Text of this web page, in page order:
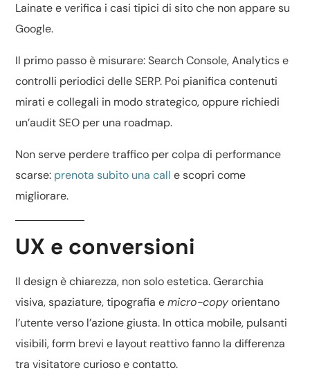
Lainatee verifica i casi tipici disito che non appare su
Google.
Il primo passo è misurare: Search Console, Analytics e
controlli periodici delle SERP. Poi pianifica contenuti
mirati e collegali in modo strategico, oppure richiedi
un’audit SEO per una roadmap.
Non serve perdere traffico per colpa di performance
scarse: prenota subito una call e scopri come
migliorare.
UX e conversioni
Il design è chiarezza, non solo estetica. Gerarchia
visiva, spaziature, tipografia emicro-copyorientano
l’utente verso l’azione giusta. In ottica mobile, pulsanti
visibili, form brevi e layout reattivo fanno la differenza
tra visitatore curioso e contatto.